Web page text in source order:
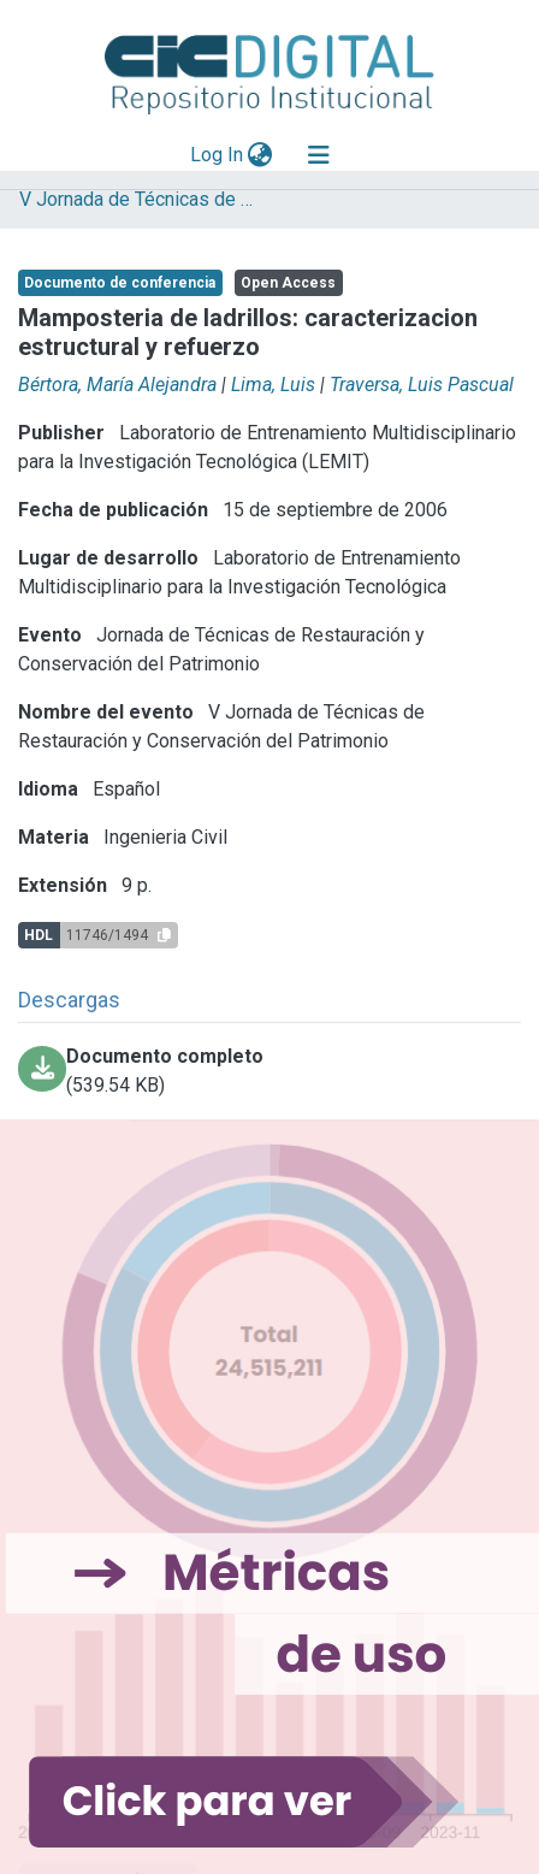
Log In(current)
Explorar
Aportar material
Statistics
V Jornada de Técnicas de Restauración y Conservación del Patrimonio
Documento de conferencia Open Access
Mamposteria de ladrillos: caracterizacion
estructural y refuerzo
Bértora, María Alejandra | Lima, Luis | Traversa, Luis Pascual
Publisher
Laboratorio de Entrenamiento Multidisciplinario
para la Investigación Tecnológica (LEMIT)
Fecha de publicación 15 de septiembre de 2006
Lugar de desarrollo
Laboratorio de Entrenamiento
Multidisciplinario para la Investigación Tecnológica
Evento
Jornada de Técnicas de Restauración y
Conservación del Patrimonio
Nombre del evento
V Jornada de Técnicas de
Restauración y Conservación del Patrimonio
Idioma Español
Materia Ingenieria Civil
Extensión 9 p.
HDL 11746/1494
Descargas
Documento completo
(539.54 KB)